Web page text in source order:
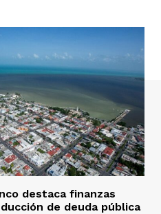
destaca finanzas
de deuda pública